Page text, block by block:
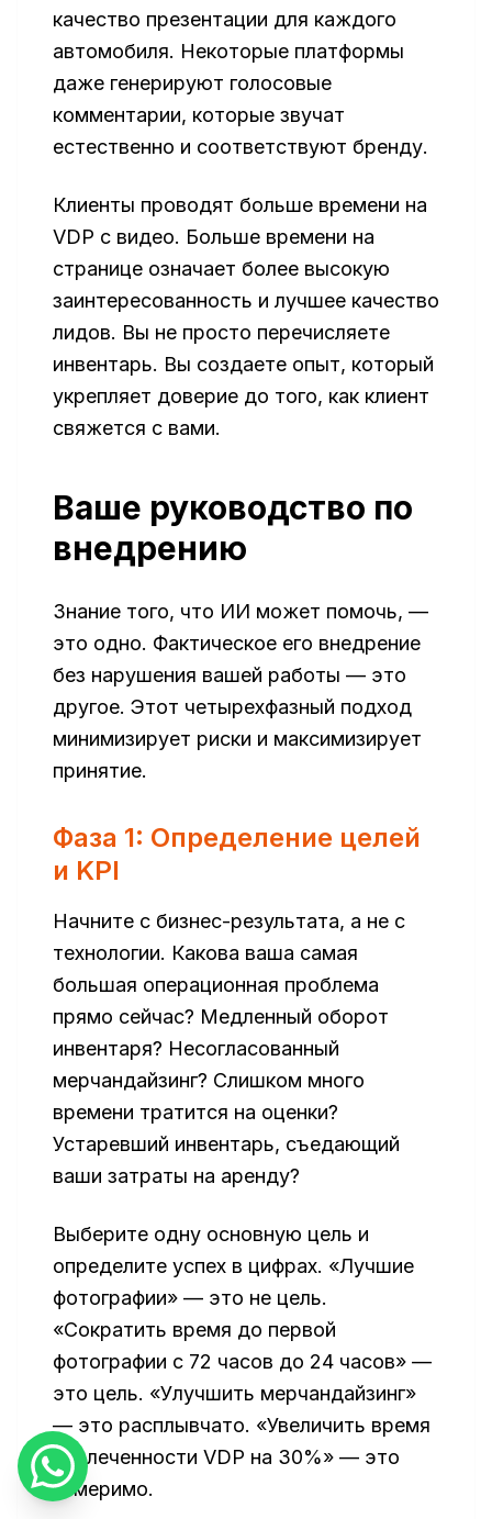
качество презентации для каждого
автомобиля. Некоторые платформы
даже генерируют голосовые
комментарии, которые звучат
естественно и соответствуют бренду.
Клиенты проводят больше времени на
VDP с видео. Больше времени на
странице означает более высокую
заинтересованность и лучшее качество
лидов. Вы не просто перечисляете
инвентарь. Вы создаете опыт, который
укрепляет доверие до того, как клиент
свяжется с вами.
Ваше руководство по
внедрению
Знание того, что ИИ может помочь, —
это одно. Фактическое его внедрение
без нарушения вашей работы — это
другое. Этот четырехфазный подход
минимизирует риски и максимизирует
принятие.
Фаза 1: Определение целей
и KPI
Начните с бизнес-результата, а не с
технологии. Какова ваша самая
большая операционная проблема
прямо сейчас? Медленный оборот
инвентаря? Несогласованный
мерчандайзинг? Слишком много
времени тратится на оценки?
Устаревший инвентарь, съедающий
ваши затраты на аренду?
Выберите одну основную цель и
определите успех в цифрах. «Лучшие
фотографии» — это не цель.
«Сократить время до первой
фотографии с 72 часов до 24 часов» —
это цель. «Улучшить мерчандайзинг»
— это расплывчато. «Увеличить время
вовлеченности VDP на 30%» — это
измеримо.